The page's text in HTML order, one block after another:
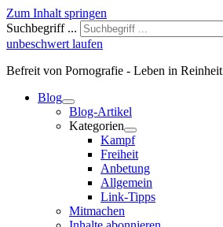
Zum Inhalt springen
Suchbegriff ...
unbeschwert laufen
Befreit von Pornografie - Leben in Reinheit
Blog
Blog-Artikel
Kategorien
Kampf
Freiheit
Anbetung
Allgemein
Link-Tipps
Mitmachen